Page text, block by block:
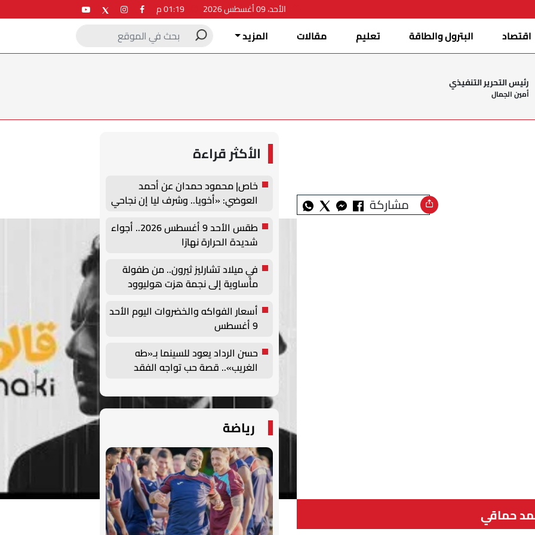
الأحد، 09 أغسطس 2026
اقتصاد البترول والطاقة تعليم مقالات المزيد
رئيس التحرير التنفيذي
أمين الجمال
مشاركة
حماقي
الأكثر قراءة
خاص| محمود حمدان عن أحمد
العوضي: «أخويا.. وشرف ليا إن نجاحي
طقس الأحد 9 أغسطس 2026.. أجواء
شديدة الحرارة نهارًا
في ميلاد تشارليز ثيرون.. من طفولة
مأساوية إلى نجمة هزت هوليوود
أسعار الفواكه والخضروات اليوم الأحد
9 أغسطس
حسن الرداد يعود للسينما بـ«طه
الغريب».. قصة حب تواجه الفقد
رياضة